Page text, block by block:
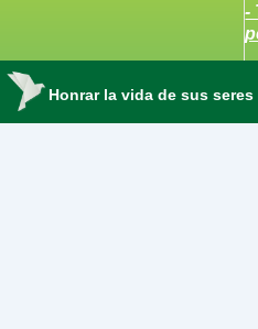
-
Honrar la vida de sus